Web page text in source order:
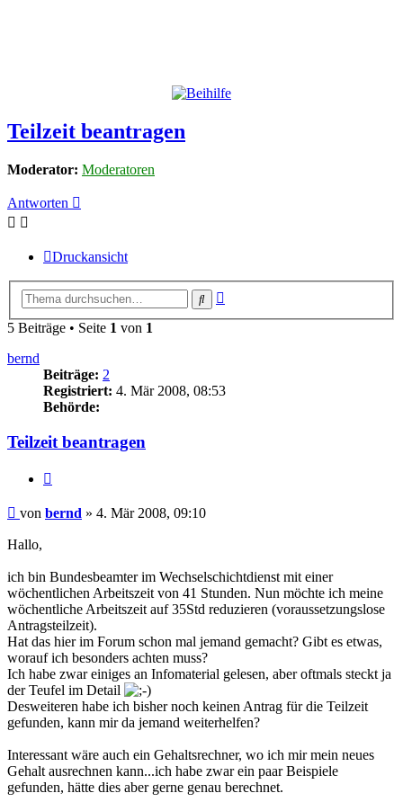
Teilzeit beantragen
Moderator: Moderatoren
Antworten
Druckansicht
Suche
5 Beiträge • Seite 1 von 1
bernd
Beiträge: 2
Registriert: 4. Mär 2008, 08:53
Behörde:
Teilzeit beantragen
Beitrag
von bernd » 4. Mär 2008, 09:10
Hallo,
ich bin Bundesbeamter im Wechselschichtdienst mit einer
wöchentlichen Arbeitszeit von 41 Stunden. Nun möchte ich meine
wöchentliche Arbeitszeit auf 35Std reduzieren (voraussetzungslose
Antragsteilzeit).
Hat das hier im Forum schon mal jemand gemacht? Gibt es etwas,
worauf ich besonders achten muss?
Ich habe zwar einiges an Infomaterial gelesen, aber oftmals steckt ja
der Teufel im Detail
Desweiteren habe ich bisher noch keinen Antrag für die Teilzeit
gefunden, kann mir da jemand weiterhelfen?
Interessant wäre auch ein Gehaltsrechner, wo ich mir mein neues
Gehalt ausrechnen kann...ich habe zwar ein paar Beispiele
gefunden, hätte dies aber gerne genau berechnet.